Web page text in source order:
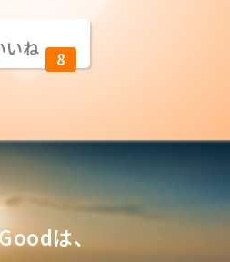
いね 8
は、